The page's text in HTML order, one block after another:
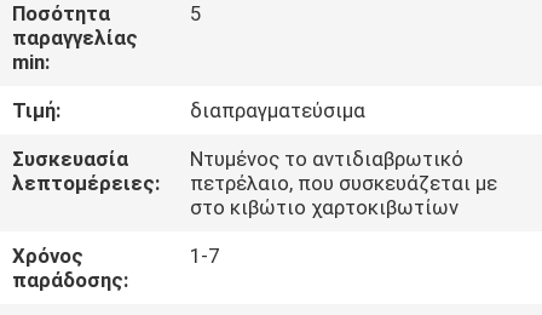
ΜΑΣ
ΣΕ
ΕΠΑΦΉ
ΕΙΔΉΣΕΙΣ
Ποσότητα
παραγγελίας
min:
5
Τιμή:
διαπραγματεύσιμα
Συσκευασία
λεπτομέρειες:
Ντυμένος το αντιδιαβρωτικό
πετρέλαιο, που συσκευάζεται με
στο κιβώτιο χαρτοκιβωτίων
Χρόνος
παράδοσης:
1-7